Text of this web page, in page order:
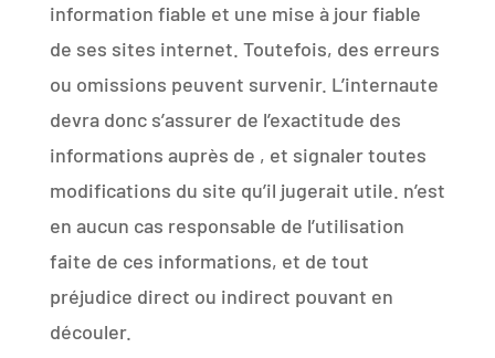
information fiable et une mise à jour fiable
de ses sites internet. Toutefois, des erreurs
ou omissions peuvent survenir. L’internaute
devra donc s’assurer de l’exactitude des
informations auprès de , et signaler toutes
modifications du site qu’il jugerait utile. n’est
en aucun cas responsable de l’utilisation
faite de ces informations, et de tout
préjudice direct ou indirect pouvant en
découler.